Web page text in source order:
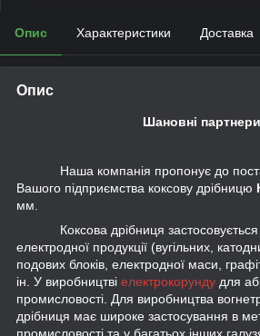
Опис Характеристики Доставка
Опис
Шановні
Наша компанія пропонує до
Вашого підприємства коксову дрібницю
мм.
Коксова дрібниця застосовується
електродної продукції (вугільних,
подових блоків, електродної маси,
ін. У виробництві електрокорунду для
промисловості. Для виробництва
дрібниця має широке застосування в
промисловості та у багатьох інших